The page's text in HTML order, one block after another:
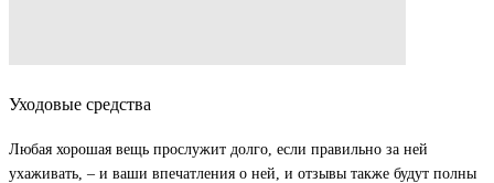
Уходовые средства
Любая хорошая вещь прослужит долго, если правильно за ней
ухаживать, – и ваши впечатления о ней, и отзывы также будут полны